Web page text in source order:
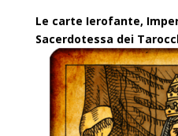
Le carte Ierofante,
Sacerdotessa dei